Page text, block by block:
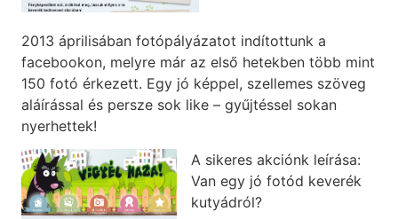
2013 áprilisában fotópályázatot indítottunk a
facebookon, melyre már az első hetekben több mint
150 fotó érkezett. Egy jó képpel, szellemes szöveg
aláírással és persze sok like – gyűjtéssel sokan
nyerhettek!
A sikeres akciónk leírása:
Van egy jó fotód keverék
kutyádról?